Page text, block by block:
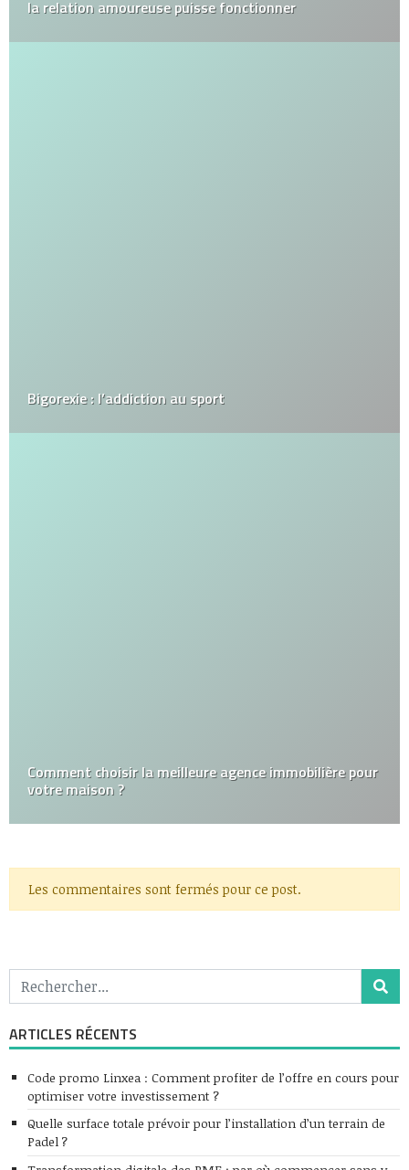
la relation amoureuse puisse fonctionner
Bigorexie : l’addiction au sport
Comment choisir la meilleure agence immobilière pour
votre maison ?
Les commentaires sont fermés pour ce post.
ARTICLES RÉCENTS
Code promo Linxea : Comment profiter de l’offre en cours pour
optimiser votre investissement ?
Quelle surface totale prévoir pour l’installation d’un terrain de
Padel ?